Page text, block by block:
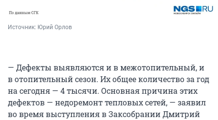
Источник: Юрий Орлов
— Дефекты выявляются и в межотопительный, и
в отопительный сезон. Их общее количество за год
на сегодня — 4 тысячи. Основная причина этих
дефектов — недоремонт тепловых сетей, — заявил
во время выступления в Заксобрании Дмитрий